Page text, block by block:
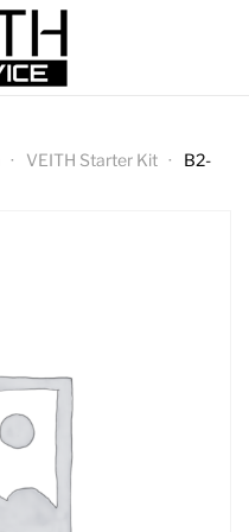
VEITH Starter Kit
B2-